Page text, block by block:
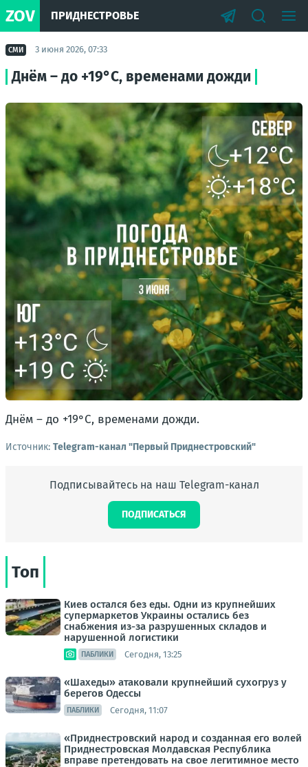
ZOV ПРИДНЕСТРОВЬЕ
СМИ 3 июня 2026, 07:33
Днём – до +19°С, временами дожди
Днём – до +19°С, временами дожди.
Источник: Telegram-канал "Первый Приднестровский"
Подписывайтесь на наш Telegram-канал
ПОДПИСАТЬСЯ
Топ
Киев остался без еды. Одни из крупнейших
супермаркетов Украины остались без
снабжения из-за разрушенных складов и
нарушенной логистики
ПАБЛИКИ Сегодня, 13:25
«Шахеды» атаковали крупнейший сухогруз у
берегов Одессы
ПАБЛИКИ Сегодня, 11:07
«Приднестровский народ и созданная его волей
Приднестровская Молдавская Республика
вправе претендовать на свое легитимное место